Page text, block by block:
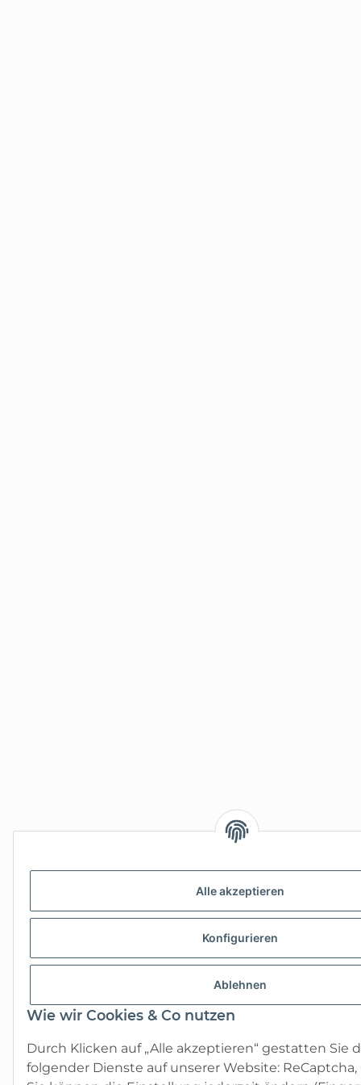
Alle akzeptieren
Konfigurieren
Ablehnen
Wie wir Cookies & Co nutzen
Durch Klicken auf „Alle akzeptieren“ gestatten Sie
folgender Dienste auf unserer Website: ReCaptcha,